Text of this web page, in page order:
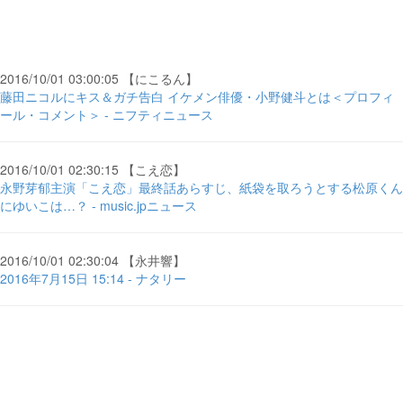
2016/10/01 03:00:05 【にこるん】
藤田ニコルにキス＆ガチ告白 イケメン俳優・小野健斗とは＜プロフィ
ール・コメント＞ - ニフティニュース
2016/10/01 02:30:15 【こえ恋】
永野芽郁主演「こえ恋」最終話あらすじ、紙袋を取ろうとする松原くん
にゆいこは…？ - music.jpニュース
2016/10/01 02:30:04 【永井響】
2016年7月15日 15:14 - ナタリー